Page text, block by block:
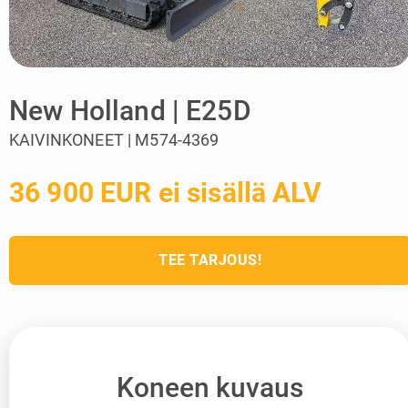
New Holland | E25D
KAIVINKONEET | M574-4369
36 900 EUR ei sisällä ALV
TEE TARJOUS!
Koneen kuvaus